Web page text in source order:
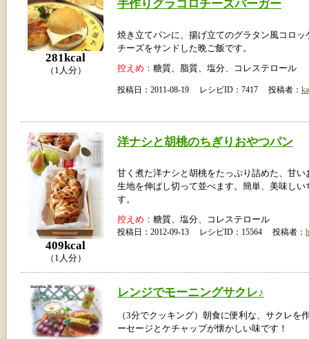
281kcal
（1人分）
手作りグラコロチーズバーガー
焼き立てパンに、揚げ立てのグラタン風コロッ
チーズをサンドした晩ご飯です。
控えめ： 糖質、脂質、塩分、コレステロール
投稿日：2011-08-19 レシピID：7417 投稿者：
409kcal
（1人分）
洋ナシと胡桃のちぎりおやつパン
甘く煮た洋ナシと胡桃をたっぷり詰めた、甘い
生地を伸ばし切って並べます。簡単、美味しい
す。
控えめ： 糖質、塩分、コレステロール
投稿日：2012-09-13 レシピID：15564 投稿者：
レンジでモーニングサクレ♪
（3分でクッキング）朝食に便利な、サクレを
ーセージとケチャップが懐かしい味です！